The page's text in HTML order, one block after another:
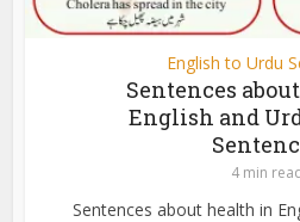
English to Urdu
Sentences
English and
4 min
Sentences about health in